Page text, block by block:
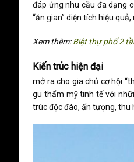
đáp ứng nhu cầu đa dạng
“ăn gian” diện tích hiệu
Xem thêm:Biệt thự phố 2
Kiến trúc hiện đại
mở ra cho gia chủ cơ hội
gu thẩm mỹ tinh tế với
trúc độc đáo, ấn tượng, thu